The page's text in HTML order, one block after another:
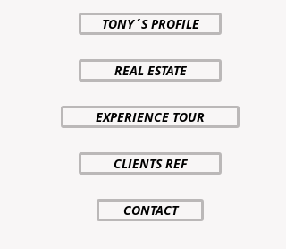
TONY´S PROFILE
REAL ESTATE
EXPERIENCE TOUR
CLIENTS REF
CONTACT